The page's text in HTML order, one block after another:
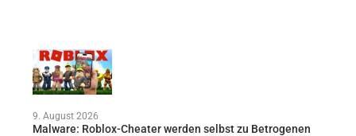
9. August 2026
Malware: Roblox-Cheater werden selbst zu Betrogenen